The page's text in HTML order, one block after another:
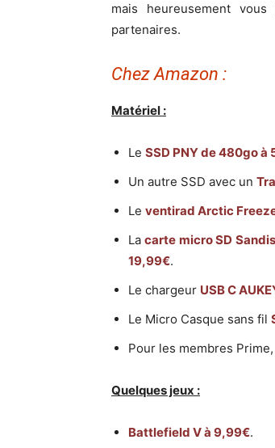
mais heureusement
partenaires.
Chez Amazon :
Matériel :
Le SSD PNY de 480go à
Un autre SSD avec un
Le ventirad Arctic
Lacarte micro SD
19,99€.
Le chargeur USB C
Le Micro Casque sans fil
Pour les membres
Quelques jeux :
Battlefield V à 9,99€.